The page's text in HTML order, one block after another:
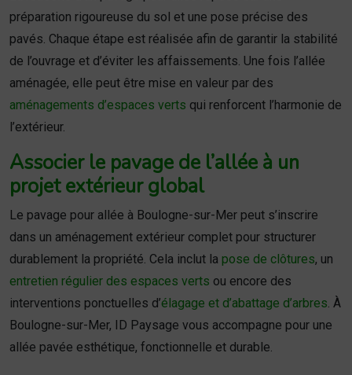
préparation rigoureuse du sol et une pose précise des
pavés. Chaque étape est réalisée afin de garantir la stabilité
de l’ouvrage et d’éviter les affaissements. Une fois l’allée
aménagée, elle peut être mise en valeur par des
aménagements d’espaces verts qui renforcent l’harmonie de
l’extérieur.
Associer le pavage de l’allée à un
projet extérieur global
Le pavage pour allée à Boulogne-sur-Mer peut s’inscrire
dans un aménagement extérieur complet pour structurer
durablement la propriété. Cela inclut la pose de clôtures, un
entretien régulier des espaces verts ou encore des
interventions ponctuelles d’élagage et d’abattage d’arbres. À
Boulogne-sur-Mer, ID Paysage vous accompagne pour une
allée pavée esthétique, fonctionnelle et durable.